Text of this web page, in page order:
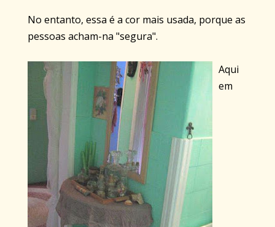
No entanto, essa é a cor mais usada, porque as
pessoas acham-na "segura".
Aqui
em